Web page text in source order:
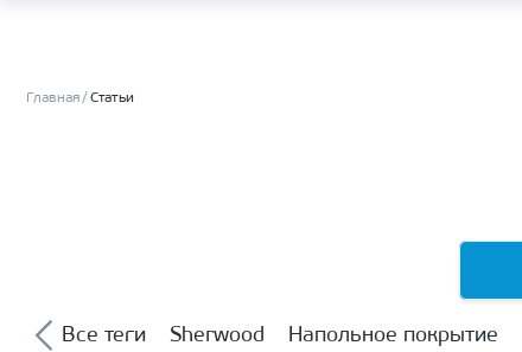
Главная Статьи
Все теги Sherwood Напольное покрытие